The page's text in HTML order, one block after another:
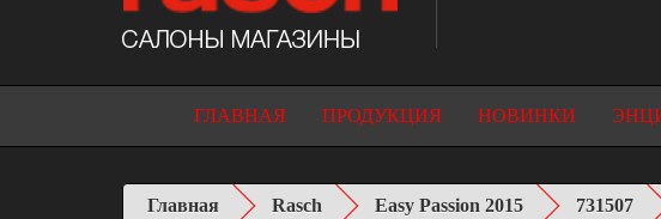
ГЛАВНАЯ ПРОДУКЦИЯ НОВИНКИ
Главная Rasch Easy Passion 2015 731507